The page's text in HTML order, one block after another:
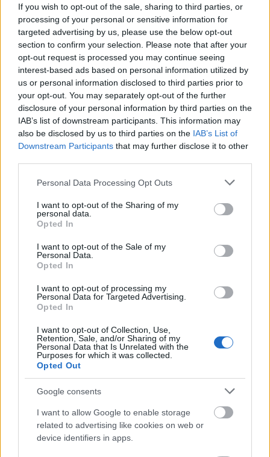
If you wish to opt-out of the sale, sharing to third parties, or
processing of your personal or sensitive information for
targeted advertising by us, please use the below opt-out
section to confirm your selection. Please note that after your
opt-out request is processed you may continue seeing
interest-based ads based on personal information utilized by
us or personal information disclosed to third parties prior to
your opt-out. You may separately opt-out of the further
disclosure of your personal information by third parties on the
IAB’s list of downstream participants. This information may
also be disclosed by us to third parties on the IAB’s List of
Downstream Participants that may further disclose it to other
Please note that this website/app uses one or more Google
not limited to your visit or usage behaviour. You may click to
grant or deny consent to Google and its third-party tags to
use your data for below specified purposes in below Google
consent section.
Personal Data Processing Opt Outs
I want to opt-out of the Sharing of my
personal data.
Opted In
I want to opt-out of the Sale of my
Personal Data.
Opted In
I want to opt-out of processing my
Personal Data for Targeted Advertising.
Opted In
I want to opt-out of Collection, Use,
Retention, Sale, and/or Sharing of my
Personal Data that Is Unrelated with the
Purposes for which it was collected.
Opted Out
Google consents
I want to allow Google to enable storage
related to advertising like cookies on web or
device identifiers in apps.
Sokak szerint más fellépni egy fesztiválon, és más
egy koncerten. Ön is így tapasztalta? Érezhető a
különbség?
A előadás az előadás, és nekem mindegy, hogy az a
fesztivál szezonban, vagy éppen a színházi évadban
van. Az egyetlen különbség talán az lehet, hogy a
fesztiválok programja kevésbé merev, nem
szabályokhoz kötött, így ilyenkor olyan darabok is
előkerülnek, amelyek egyébként nincsenek rajta a
repertoáron. Sokkal nyitottabb a közeg, többet lehet
kísérletezni. Talán többeknek ezért kedvesebb.
Több jól ismert magyar operaénekessel lépett már
fel. Jó volt a kapcsolata velük, jól tudtak együtt
dolgozni? Mi a véleménye a magyar zenei
oktatásról?
Magyarországon a zenei oktatás nagyon magas
szintű. De sokszor a kiemelkedő tehetségek nem
onnan jönnek, ahol a körülmények ideálisak. Azt
gondolom, hogy a siker nem csak és kizárólag az
oktatáson múlik. Ahhoz, hogy valaki sikeres legyen,
sok minden másra is szükség van. Kell az adott
rengeteg munka és alázat. Enélkül nem megy. Több
kiváló magyar énekessel is énekeltem már együtt,
mindig nagyon jól ment a közös munka.
Egy-egy ilyen alkalommal, amikor hazánkba látogat,
van lehetősége egy kis városnézésre? Van kedvenc
helye Budapesten?
Amikor Magyarországon vagyok, mindig dolgozom,